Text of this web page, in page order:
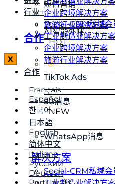
短信营销
AI智能外呼
HOT
TikTok Ads
5G消息
NEW
WhatsApp消息
解决方案
Social-CRM私域会
企业跨境解决方案
旅游行业解决方案
合作
X
行业+
Social-CRM私域会
工业制造业解决方案
企业跨境解决方案
旅游行业解决方案
合作
Français
Español
한국어
日本語
English
简体中文
Italiano
Русский
Deutsch